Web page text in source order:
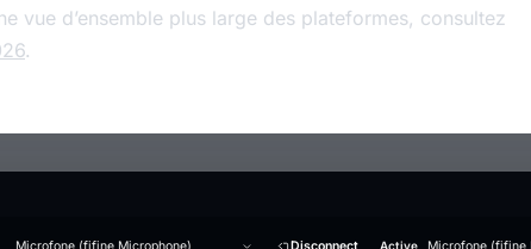
vue d’ensemble plus large des plateformes, consultez
.
Active